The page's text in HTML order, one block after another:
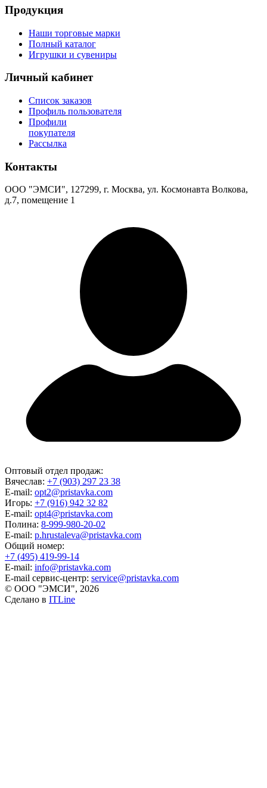
Продукция
Наши торговые марки
Полный каталог
Игрушки и сувениры
Личный кабинет
Список заказов
Профиль пользователя
Профили
покупателя
Рассылка
Контакты
ООО "ЭМСИ", 127299, г. Москва, ул. Космонавта Волкова,
д.7, помещение 1
Оптовый отдел продаж:
Вячеслав: +7 (903) 297 23 38
E-mail: opt2@pristavka.com
Игорь: +7 (916) 942 32 82
E-mail: opt4@pristavka.com
Полина: 8-999-980-20-02
E-mail: p.hrustaleva@pristavka.com
Общий номер:
+7 (495) 419-99-14
E-mail: info@pristavka.com
E-mail сервис-центр: service@pristavka.com
© ООО "ЭМСИ", 2026
Сделано в ITLine